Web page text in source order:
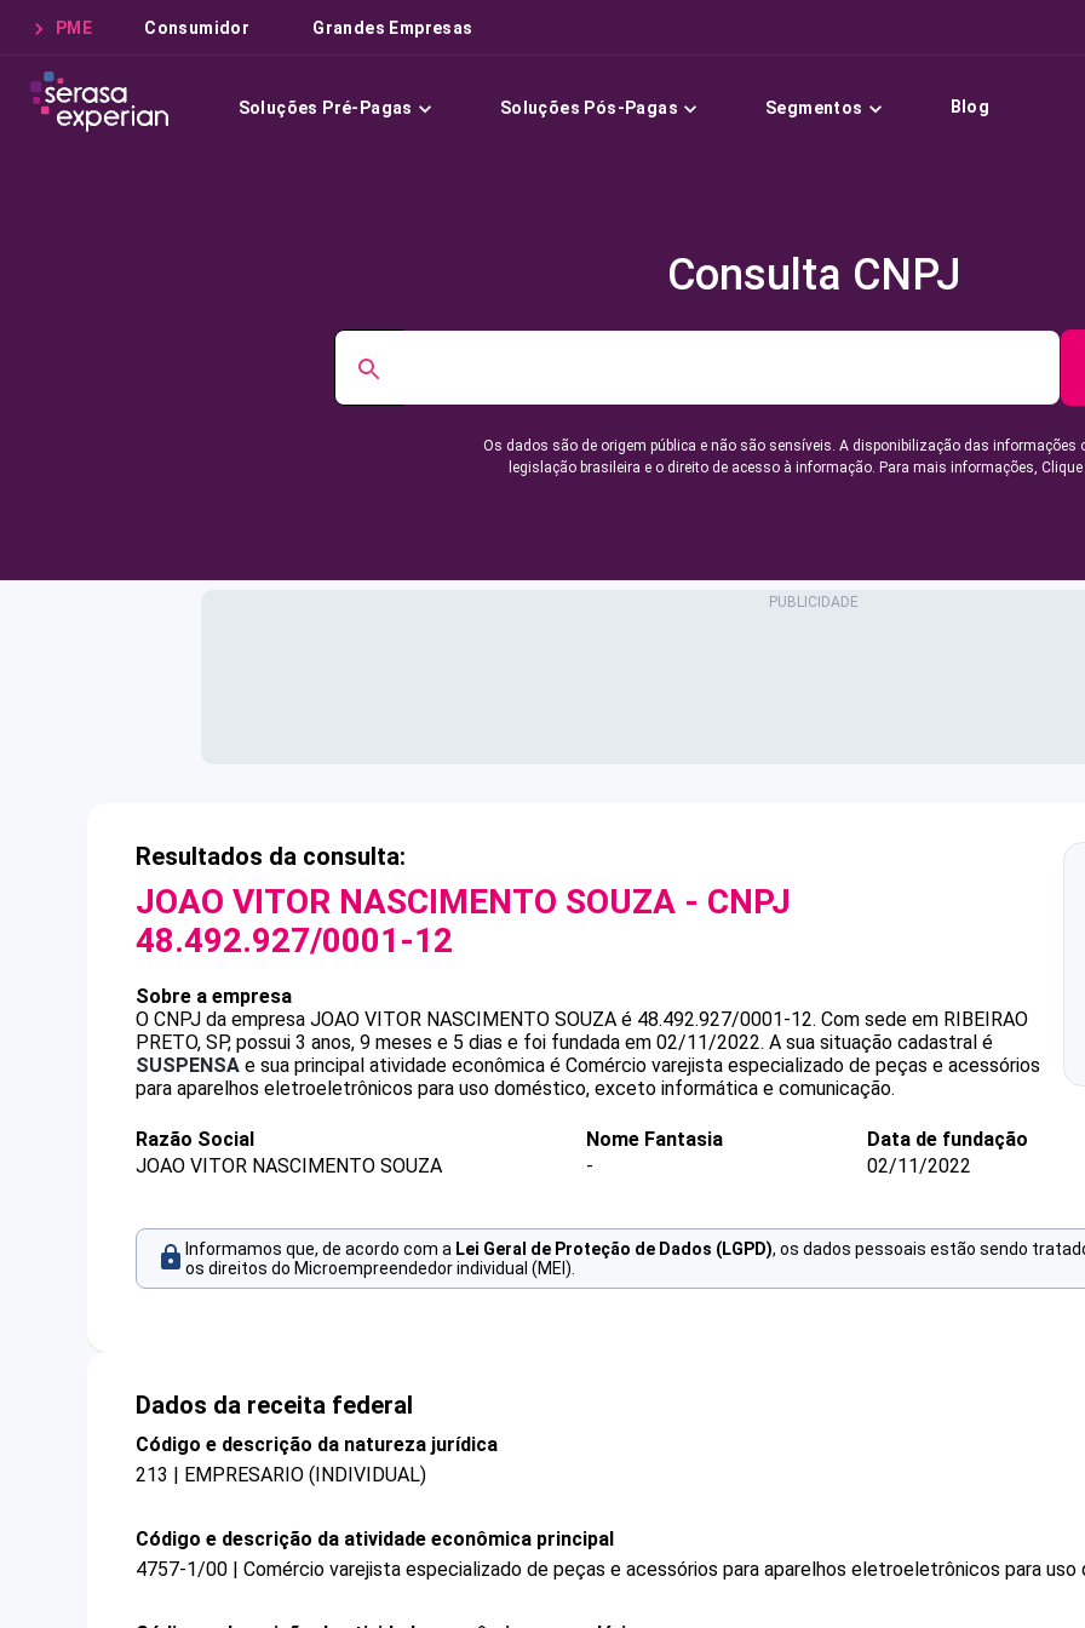
PME Consumidor Grandes Empresas
Soluções Pré-Pagas Soluções Pós-Pagas Segmentos Blog
Consulta CNPJ
Os dados são de origem pública e não são sensíveis. A disponibilização das informações
legislação brasileira e o direito de acesso à informação. Para mais informações,
Resultados da consulta:
JOAO VITOR NASCIMENTO SOUZA - CNPJ
48.492.927/0001-12
Sobre a empresa
O CNPJ da empresa JOAO VITOR NASCIMENTO SOUZA é 48.492.927/0001-12. Com sede em RIBEIRAO
PRETO, SP, possui 3 anos, 9 meses e 5 dias e foi fundada em 02/11/2022. A sua situação cadastral é
SUSPENSA e sua principal atividade econômica é Comércio varejista especializado de peças e acessórios
para aparelhos eletroeletrônicos para uso doméstico, exceto informática e comunicação.
Razão Social
JOAO VITOR NASCIMENTO SOUZA
Nome Fantasia
-
Data de fundação
02/11/2022
Informamos que, de acordo com a Lei Geral de Proteção de Dados (LGPD), os dados pessoais estão sendo
os direitos do Microempreendedor individual (MEI).
Dados da receita federal
Código e descrição da natureza jurídica
213 | EMPRESARIO (INDIVIDUAL)
Código e descrição da atividade econômica principal
4757-1/00 | Comércio varejista especializado de peças e acessórios para aparelhos eletroeletrônicos para